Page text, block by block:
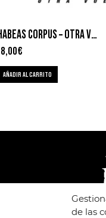
de las
HABEAS CORPUS – OTRA VUELTA DE TUERCA
€
AÑADIR AL CARRITO